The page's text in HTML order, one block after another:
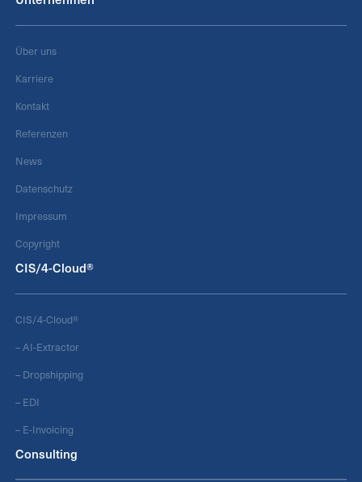
Über uns
Karriere
Kontakt
Referenzen
News
Datenschutz
Impressum
Copyright
CIS/4-Cloud®
CIS/4-Cloud®
– AI-Extractor
– Dropshipping
– EDI
– E-Invoicing
Consulting